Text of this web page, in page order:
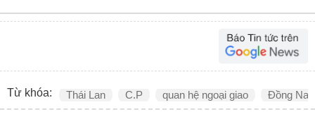
Từ khóa: Thái Lan C.P quan hệ ngoại giao Đồng Nai